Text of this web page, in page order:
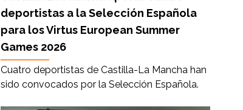
deportistas a la Selección Española
para los Virtus European Summer
Games 2026
Cuatro deportistas de Castilla-La Mancha han
sido convocados por la Selección Española.